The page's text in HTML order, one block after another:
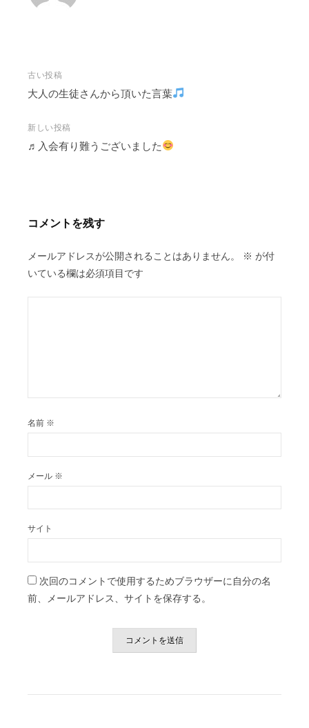
投
稿
ビ
ゲ
ン
古い投稿
大人の生徒さんから頂いた言葉
新しい投稿
♬入会有り難うございました
コメントを残す
メールアドレスが公開されることはありません。 ※ が付
いている欄は必須項目です
名前 ※
メール ※
サイト
次回のコメントで使用するためブラウザーに自分の名
前、メールアドレス、サイトを保存する。